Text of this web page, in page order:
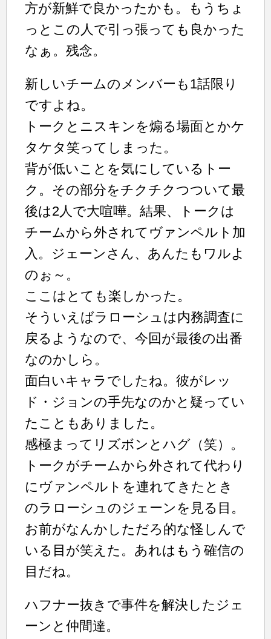
方が新鮮で良かったかも。もうちょ
っとこの人で引っ張っても良かった
なぁ。残念。
新しいチームのメンバーも1話限り
ですよね。
トークとニスキンを煽る場面とかケ
タケタ笑ってしまった。
背が低いことを気にしているトー
ク。その部分をチクチクつついて最
後は2人で大喧嘩。結果、トークは
チームから外されてヴァンペルト加
入。ジェーンさん、あんたもワルよ
のぉ～。
ここはとても楽しかった。
そういえばラローシュは内務調査に
戻るようなので、今回が最後の出番
なのかしら。
面白いキャラでしたね。彼がレッ
ド・ジョンの手先なのかと疑ってい
たこともありました。
感極まってリズボンとハグ（笑）。
トークがチームから外されて代わり
にヴァンペルトを連れてきたとき
のラローシュのジェーンを見る目。
お前がなんかしただろ的な怪しんで
いる目が笑えた。あれはもう確信の
目だね。
ハフナー抜きで事件を解決したジェ
ーンと仲間達。